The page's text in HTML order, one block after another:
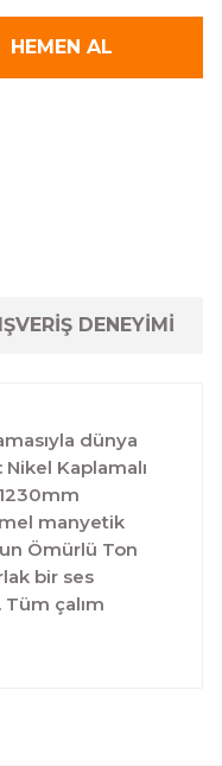
HEMEN AL
DENEYİMİ
dünya
Kaplamalı
manyetik
Ömürlü Ton
bir ses
çalım